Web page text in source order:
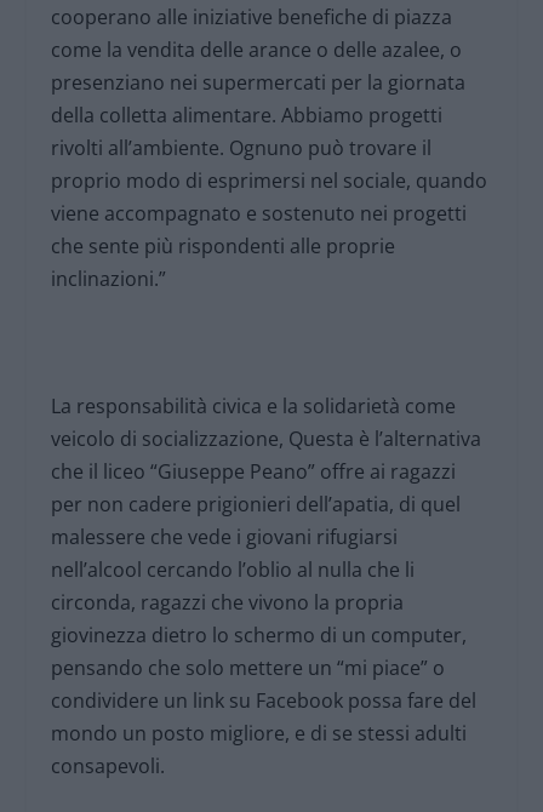
cooperano alle iniziative benefiche di piazza
come la vendita delle arance o delle azalee, o
presenziano nei supermercati per la giornata
della colletta alimentare. Abbiamo progetti
rivolti all’ambiente. Ognuno può trovare il
proprio modo di esprimersi nel sociale, quando
viene accompagnato e sostenuto nei progetti
che sente più rispondenti alle proprie
inclinazioni.”
La responsabilità civica e la solidarietà come
veicolo di socializzazione, Questa è l’alternativa
che il liceo “Giuseppe Peano” offre ai ragazzi
per non cadere prigionieri dell’apatia, di quel
malessere che vede i giovani rifugiarsi
nell’alcool cercando l’oblio al nulla che li
circonda, ragazzi che vivono la propria
giovinezza dietro lo schermo di un computer,
pensando che solo mettere un “mi piace” o
condividere un link su Facebook possa fare del
mondo un posto migliore, e di se stessi adulti
consapevoli.